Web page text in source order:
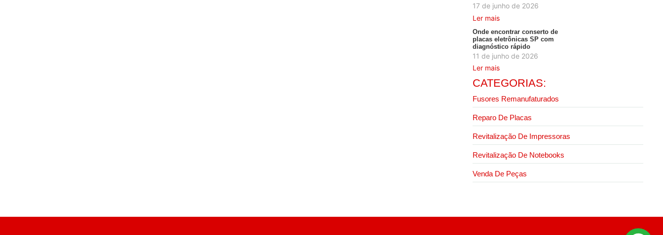
17 de junho de 2026
Ler mais
Onde encontrar conserto de
placas eletrônicas SP com
diagnóstico rápido
11 de junho de 2026
Ler mais
CATEGORIAS:
Fusores Remanufaturados
Reparo De Placas
Revitalização De Impressoras
Revitalização De Notebooks
Venda De Peças